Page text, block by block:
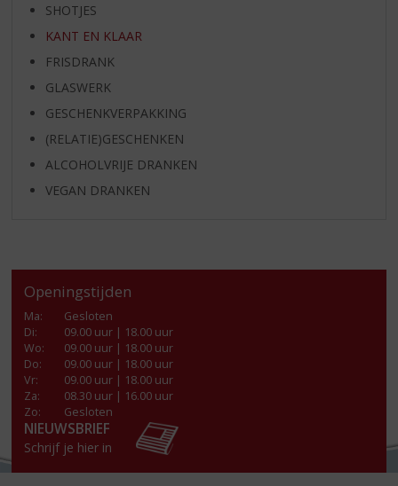
SHOTJES
KANT EN KLAAR
FRISDRANK
GLASWERK
GESCHENKVERPAKKING
(RELATIE)GESCHENKEN
ALCOHOLVRIJE DRANKEN
VEGAN DRANKEN
Openingstijden
Ma:
Gesloten
Di:
09.00 uur | 18.00 uur
Wo:
09.00 uur | 18.00 uur
Do:
09.00 uur | 18.00 uur
Vr:
09.00 uur | 18.00 uur
Za:
08.30 uur | 16.00 uur
Zo:
Gesloten
NIEUWSBRIEF
Schrijf je hier in